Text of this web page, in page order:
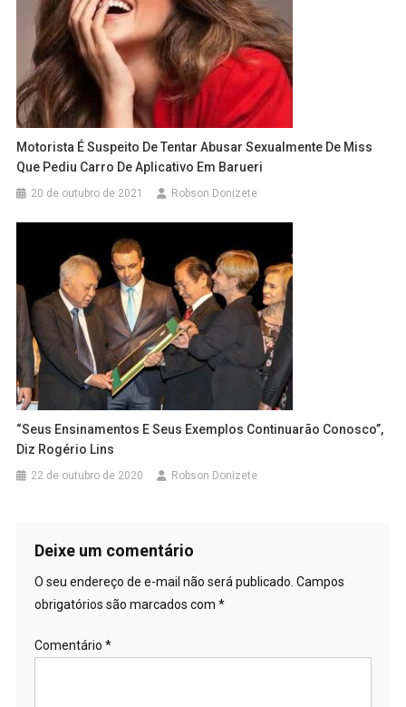
Motorista É Suspeito De Tentar Abusar Sexualmente De Miss
Que Pediu Carro De Aplicativo Em Barueri
20 de outubro de 2021 Robson Donizete
“Seus Ensinamentos E Seus Exemplos Continuarão Conosco”,
Diz Rogério Lins
22 de outubro de 2020 Robson Donizete
Deixe um comentário
O seu endereço de e-mail não será publicado. Campos
obrigatórios são marcados com *
Comentário *